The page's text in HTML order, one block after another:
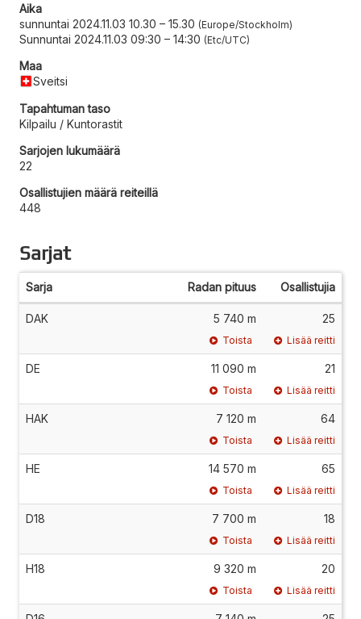
Aika
sunnuntai 2024.11.03 10.30 – 15.30 Europe/Stockholm
Sunnuntai 2024.11.03 09:30 – 14:30 Etc/UTC
Maa
Sveitsi
Tapahtuman taso
Kilpailu / Kuntorastit
Sarjojen lukumäärä
22
Osallistujien määrä reiteillä
448
Sarjat
Sarja Radan pituus Osallistujia
DAK 5 740 m 25
Toista Lisää reitti
DE 11 090 m 21
Toista Lisää reitti
HAK 7 120 m 64
Toista Lisää reitti
HE 14 570 m 65
Toista Lisää reitti
D18 7 700 m 18
Toista Lisää reitti
H18 9 320 m 20
Toista Lisää reitti